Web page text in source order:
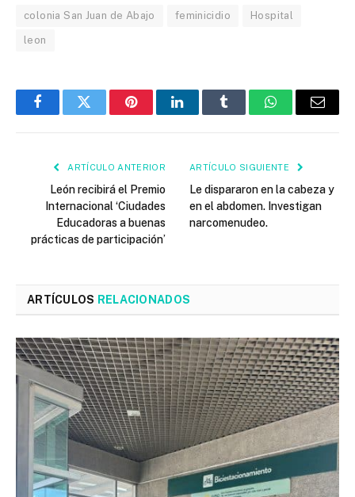
colonia San Juan de Abajo feminicidio Hospital
leon
FacebookTwitter PinterestLinkedInTumblr WhatsAppEmail
ARTÍCULO ANTERIOR
León recibirá el Premio
Internacional ‘Ciudades
Educadoras a buenas
prácticas de participación’
ARTÍCULO SIGUIENTE
Le dispararon en la cabeza y
en el abdomen. Investigan
narcomenudeo.
ARTÍCULOS RELACIONADOS